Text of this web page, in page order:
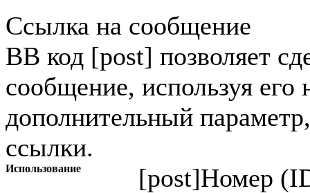
Ссылка на сообщение
BB код [post] позволяет
сообщение, используя
дополнительный
ссылки.
Использование [post]Номер